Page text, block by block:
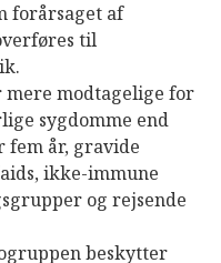
forårsaget af
til
modtagelige for
sygdomme end
fem år, gravide
ikke-immune
og rejsende
beskytter